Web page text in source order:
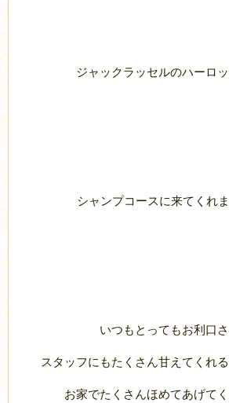
ジャックラッセルのハーロッ
シャンプコースに来てくれ
いつもとってもお利口
スタッフにもたくさん甘えてくれ
お家でたくさんほめてあげて